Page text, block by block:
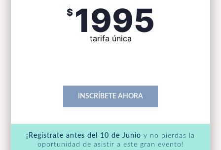
$ 1995
tarifa única
INSCRÍBETE AHORA
¡Regístrate antes del 10 de Junio y no pierdas la
oportunidad de asistir a este gran evento!